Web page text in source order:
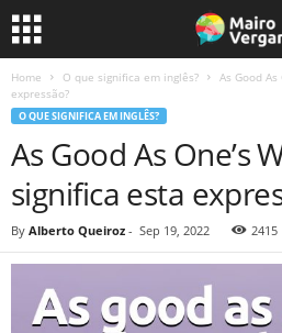
Home O que significa em inglês?
As Good
expressão?
O QUE SIGNIFICA EM INGLÊS?
As Good As One’s
significa esta
By Alberto Queiroz - Sep 19, 2022 2415